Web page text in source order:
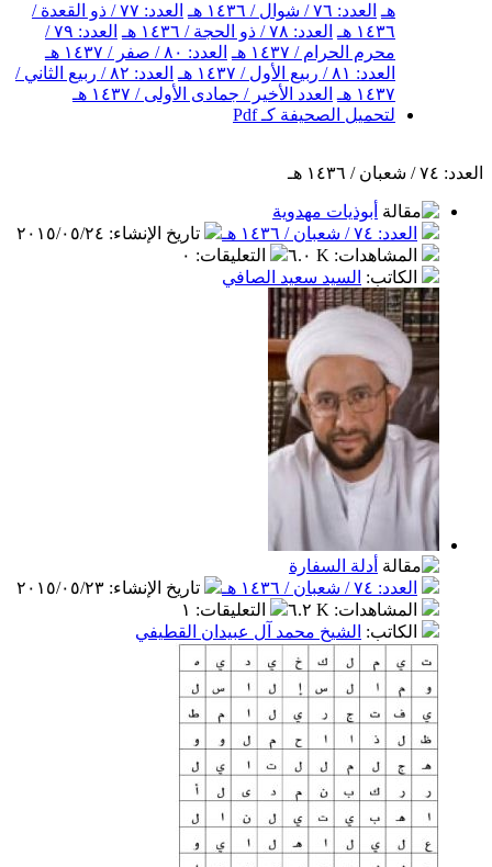
هـ العدد: ٧٦ / شوال / ١٤٣٦ هـ
العدد: ٧٧ / ذو القعدة /
١٤٣٦ هـ
العدد: ٧٨ / ذو الحجة / ١٤٣٦ هـ
العدد: ٧٩ /
محرم الحرام / ١٤٣٧ هـ
العدد: ٨٠ / صفر / ١٤٣٧ هـ
العدد: ٨١ / ربيع الأول / ١٤٣٧ هـ
العدد: ٨٢ / ربيع الثاني /
١٤٣٧ هـ
العدد الأخير / جمادى الأولى / ١٤٣٧ هـ
لتحميل الصحيفة كـ Pdf
العدد: ٧٤ / شعبان / ١٤٣٦ هـ
أبوذيات مهدوية
العدد: ٧٤ / شعبان / ١٤٣٦ هـ
تاريخ الإنشاء: ٢٠١٥/٠٥/٢٤
المشاهدات: ٦.٠ K التعليقات: ٠
الكاتب: السيد سعيد الصافي
أدلة السفارة
العدد: ٧٤ / شعبان / ١٤٣٦ هـ
تاريخ الإنشاء: ٢٠١٥/٠٥/٢٣
المشاهدات: ٦.٢ K التعليقات: ١
الكاتب: الشيخ محمد آل عبيدان القطيفي